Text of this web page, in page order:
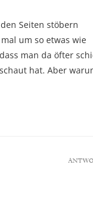
Seiten stöbern
um so etwas wie
man da öfter
hat. Aber